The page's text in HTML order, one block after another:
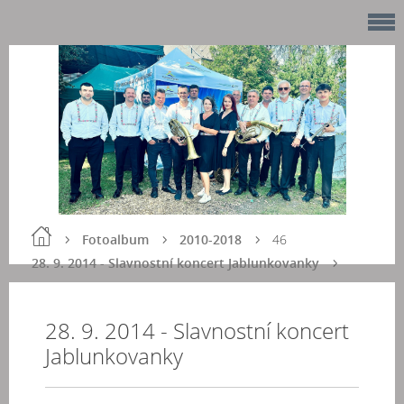
Fotoalbum
2010-2018
28. 9. 2014 - Slavnostní koncert Jablunkovanky
46
28. 9. 2014 - Slavnostní koncert
Jablunkovanky